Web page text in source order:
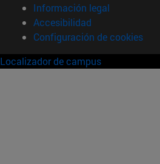
Información legal
Accesibilidad
Configuración de cookies
Localizador de campus